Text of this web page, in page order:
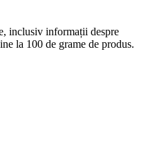
inclusiv informații despre
la 100 de grame de produs.